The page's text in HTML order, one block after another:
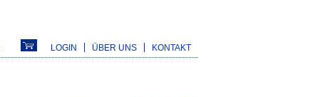
LOGIN ÜBER UNS KONTAKT